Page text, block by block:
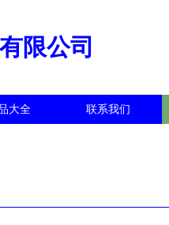
限公司
大全 联系我们